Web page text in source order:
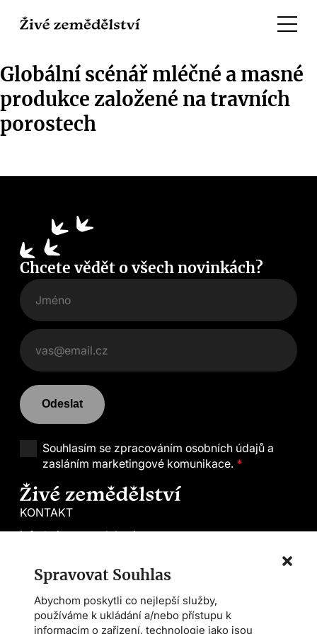
Spravovat Souhlas
Abychom poskytli co nejlepší služby,
používáme k ukládání a/nebo přístupu k
informacím o zařízení, technologie jako jsou
Globální scénář mléčné a masné
produkce založené na travních
porostech
KONTAKT
info@zivezemedelstvi.cz
Demeter CS
Farmářská škola
Asociace AMPI
Chcete vědět o všech novinkách?
Odeslat
Souhlasím se zpracováním osobních údajů a
zasláním marketingové komunikace. *